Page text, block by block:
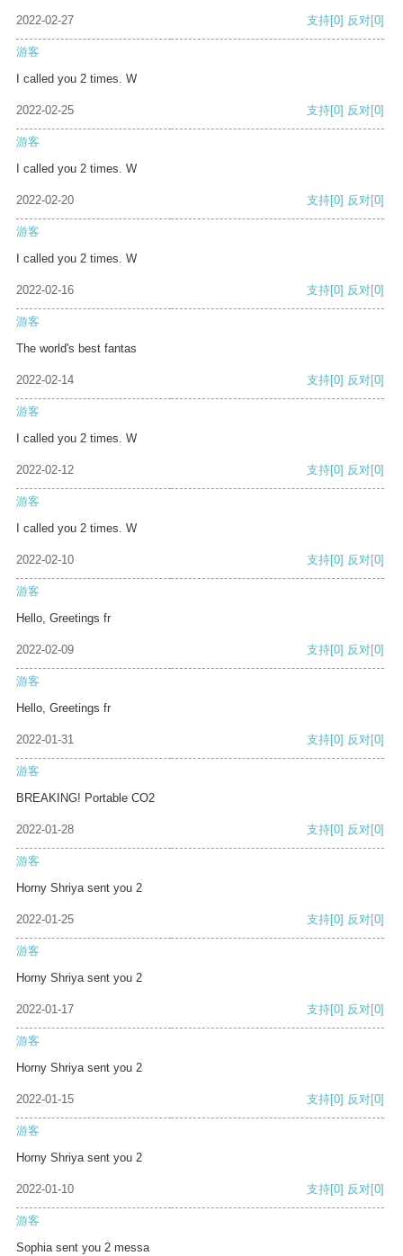
2022-02-27 支持[0] 反对[0]
游客
I called you 2 times. W
2022-02-25 支持[0] 反对[0]
游客
I called you 2 times. W
2022-02-20 支持[0] 反对[0]
游客
I called you 2 times. W
2022-02-16 支持[0] 反对[0]
游客
The world's best fantas
2022-02-14 支持[0] 反对[0]
游客
I called you 2 times. W
2022-02-12 支持[0] 反对[0]
游客
I called you 2 times. W
2022-02-10 支持[0] 反对[0]
游客
Hello, Greetings fr
2022-02-09 支持[0] 反对[0]
游客
Hello, Greetings fr
2022-01-31 支持[0] 反对[0]
游客
BREAKING! Portable CO2
2022-01-28 支持[0] 反对[0]
游客
Horny Shriya sent you 2
2022-01-25 支持[0] 反对[0]
游客
Horny Shriya sent you 2
2022-01-17 支持[0] 反对[0]
游客
Horny Shriya sent you 2
2022-01-15 支持[0] 反对[0]
游客
Horny Shriya sent you 2
2022-01-10 支持[0] 反对[0]
游客
Sophia sent you 2 messa